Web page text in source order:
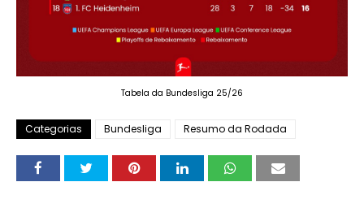
Tabela da Bundesliga 25/26
Categorias Bundesliga Resumo da Rodada